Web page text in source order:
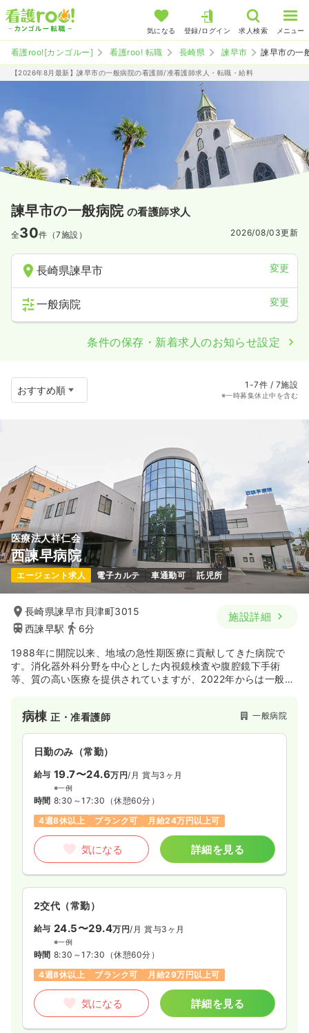
気になる 登録/ログイン 求人検索 メニュー
看護roo![カンゴルー] 看護roo! 転職 長崎県 諫早市 諫早市の一
【2026年8月最新】諫早市の一般病院の看護師/准看護師求人・転職・給料
諫早市の一般病院 の看護師求人
全30件（7施設） 2026/08/03更新
長崎県諫早市 変更
一般病院 変更
条件の保存・新着求人のお知らせ設定
1-7件 / 7施設
※一時募集休止中を含む
医療法人祥仁会
西諫早病院
エージェント求人 電子カルテ 車通勤可 託児所
長崎県諫早市貝津町3015
西諫早駅
6分
施設詳細
1988年に開院以来、地域の急性期医療に貢献してきた病院で
す。消化器外科分野を中心とした内視鏡検査や腹腔鏡下手術
等、質の高い医療を提供されていますが、2022年からは一般病
います。また、民間病院として県内で唯一「PET/CTがん」検診
設備が整っているなど、診療体制も充実している病院です。
病棟正・准看護師 一般病院
日勤のみ（常勤）
給与 19.7〜24.6万円/月 賞与3ヶ月
※一例
時間 8:30～17:30 （休憩60分）
4週8休以上
ブランク可 月給24万円以上可
気になる 詳細を見る
2交代（常勤）
給与 24.5〜29.4万円/月 賞与3ヶ月
※一例
時間 8:30～17:30 （休憩60分）
4週8休以上
ブランク可 月給29万円以上可
気になる 詳細を見る